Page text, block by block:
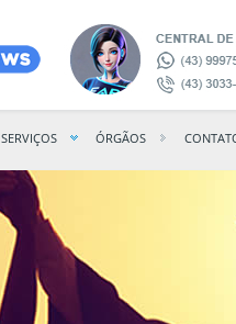
SERVIÇOS ÓRGÃOS